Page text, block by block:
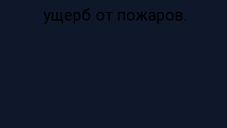
ущерб от пожаров.